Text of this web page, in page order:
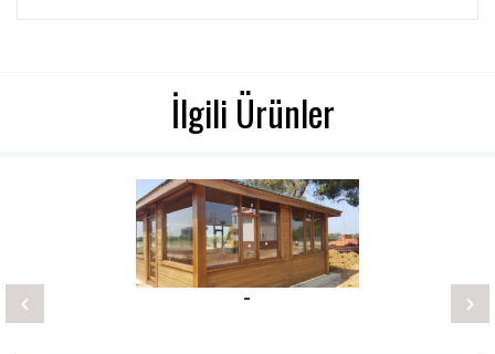
İlgili Ürünler
-